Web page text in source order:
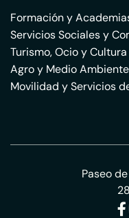
Formación y
Servicios Sociales y
Turismo, Ocio y Cultura
Agro y Medio Ambiente
Movilidad y Servicios
Paseo